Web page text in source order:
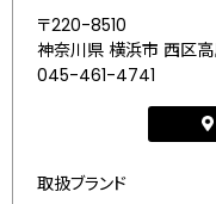
〒220-8510
神奈川県 横浜市 西区
045-461-4741
取扱ブランド